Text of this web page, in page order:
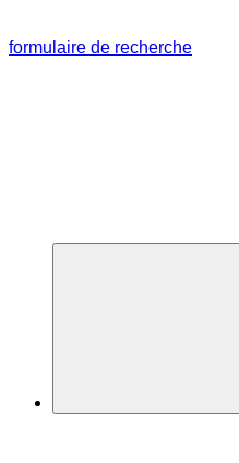
formulaire de recherche